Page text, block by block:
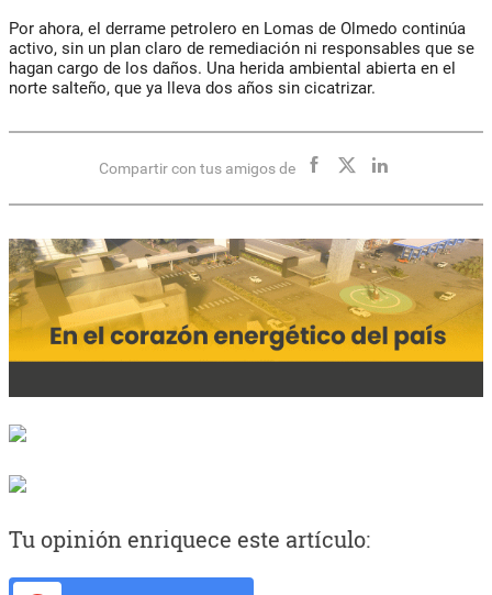
Por ahora, el derrame petrolero en Lomas de Olmedo continúa
activo, sin un plan claro de remediación ni responsables que se
hagan cargo de los daños. Una herida ambiental abierta en el
norte salteño, que ya lleva dos años sin cicatrizar.
Compartir con tus amigos de
Tu opinión enriquece este artículo: